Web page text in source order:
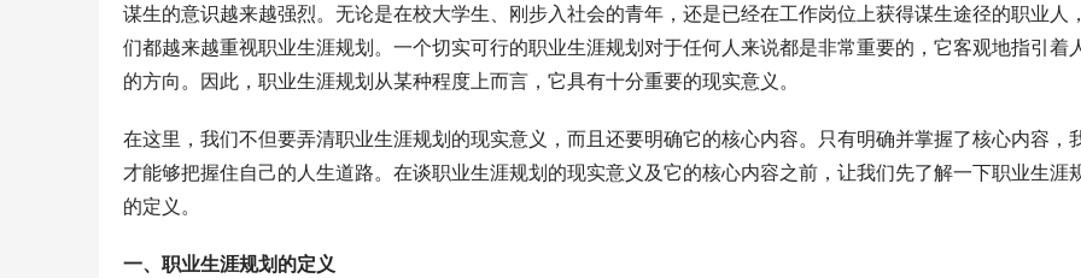
谋生的意识越来越强烈。无论是在校大学生、刚步入社会的青年，还是已经在工作岗位上获得谋生途径的职业人
们都越来越重视职业生涯规划。一个切实可行的职业生涯规划对于任何人来说都是非常重要的，它客观地指引着
的方向。因此，职业生涯规划从某种程度上而言，它具有十分重要的现实意义。
在这里，我们不但要弄清职业生涯规划的现实意义，而且还要明确它的核心内容。只有明确并掌握了核心内容，
才能够把握住自己的人生道路。在谈职业生涯规划的现实意义及它的核心内容之前，让我们先了解一下职业生涯
的定义。
一、职业生涯规划的定义